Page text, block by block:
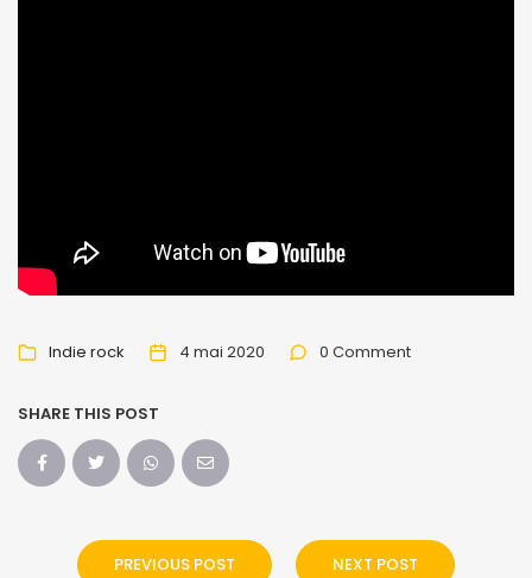
Indie rock 4 mai 2020 0 Comment
SHARE THIS POST
PREVIOUS POST NEXT POST